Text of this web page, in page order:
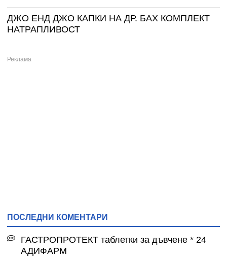
ДЖО ЕНД ДЖО КАПКИ НА ДР. БАХ КОМПЛЕКТ
НАТРАПЛИВОСТ
ПОСЛЕДНИ КОМЕНТАРИ
ГАСТРОПРОТЕКТ таблетки за дъвчене * 24
АДИФАРМ